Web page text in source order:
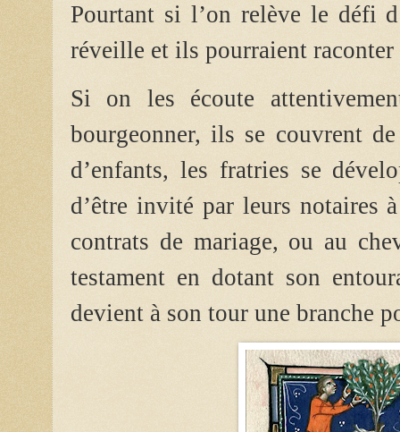
Pourtant si l’on relève le défi
réveille et ils pourraient
Si on les écoute
bourgeonner, ils se couvrent
d’enfants, les fratries se
d’être invité par leurs notaires
contrats de mariage, ou au
testament en dotant son
devient à son tour une branche